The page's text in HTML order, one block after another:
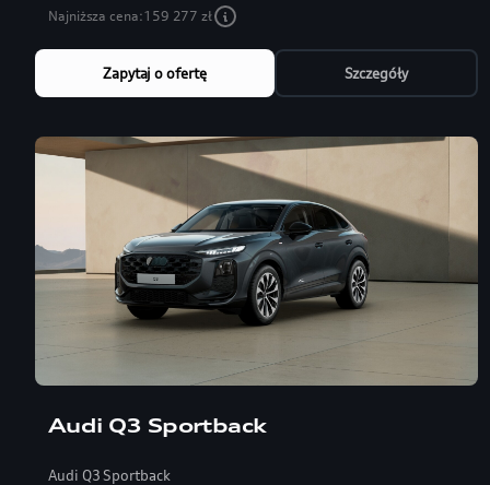
Najniższa cena:159 277 zł
Zapytaj o ofertę Szczegóły
Audi Q3 Sportback
Audi Q3 Sportback